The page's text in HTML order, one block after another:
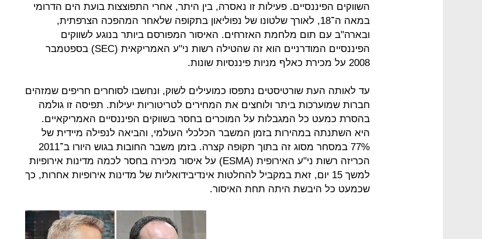
השווקים הפיננסיים. פעילות זו נאסרה, בין היתר, אחרי התפוצצות בועת הים הדרומי
במאה ה־18, לאורך שלטונו של נפוליאון בתקופה שלאחר המהפכה הצרפתית,
ובארה"ב עם תום מלחמת האזרחים. האיסור המפורסם ביותר בנוגע לשווקים
הפיננסיים המודרניים הוא זה שהטילה רשות ני"ע האמריקאית (SEC) בספטמבר
2008 על מכירת כאלף מניות פיננסיות שונות.
עד לאותה העת שורטיסטים נתפסו כמועילים לשוק, ונחשבו לסוחרים חריפים שמזהים
חברות שמוערכות ביתר ולוחצים את המחירים לטריטוריות יעילות. תפיסה זו גולמה
בהסרת כמעט כל המגבלות על המוכרים בחסר בשווקים הפיננסיים האמריקאיים.
היא השתנתה במהירות בזמן המשבר הכלכלי העולמי, והביאה לנפילה מיידית של
77% במסחר מסוג זה בתוך תקופה קצרה. בזמן משבר החובות בגוש היורו ב־2011
הכריזה רשות ני"ע האירופית (ESMA) על איסור מכירה בחסר לכמה מדינות אירופיות
למשך 15 יום, זאת במקביל להחלטות אינדיבידואליות של מדינות אירופיות אחרות, כך
שכמעט כל היבשת היתה תחת האיסור.